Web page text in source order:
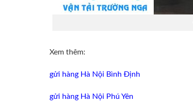
Xem thêm:
gửi hàng Hà Nội Bình Định
gửi hàng Hà Nội Phú Yên